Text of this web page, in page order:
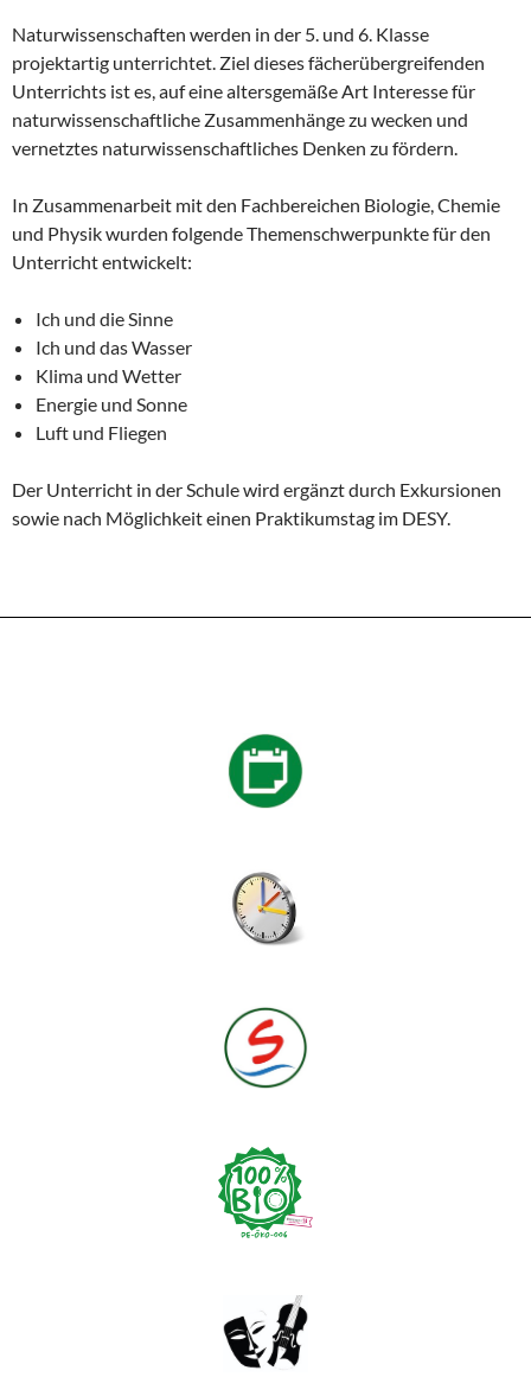
Naturwissenschaften werden in der 5. und 6. Klasse
projektartig unterrichtet. Ziel dieses fächerübergreifenden
Unterrichts ist es, auf eine altersgemäße Art Interesse für
naturwissenschaftliche Zusammenhänge zu wecken und
vernetztes naturwissenschaftliches Denken zu fördern.
In Zusammenarbeit mit den Fachbereichen Biologie, Chemie
und Physik wurden folgende Themenschwerpunkte für den
Unterricht entwickelt:
Ich und die Sinne
Ich und das Wasser
Klima und Wetter
Energie und Sonne
Luft und Fliegen
Der Unterricht in der Schule wird ergänzt durch Exkursionen
sowie nach Möglichkeit einen Praktikumstag im DESY.